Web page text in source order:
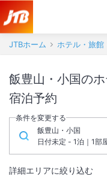
JTBホーム ホテル・旅館
飯豊山・小国のホ
宿泊予約
条件を変更する
飯豊山・小国
日付未定 - 1泊｜1部
詳細エリアに絞り込む